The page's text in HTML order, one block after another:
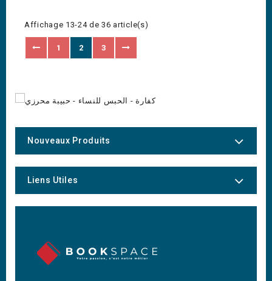
Affichage 13-24 de 36 article(s)
1 2 3
Nouveaux Produits
Liens Utiles